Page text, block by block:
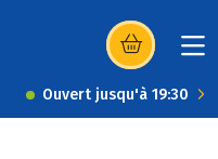
(s’ouvre dans
Ouvert jusqu'à 19:30